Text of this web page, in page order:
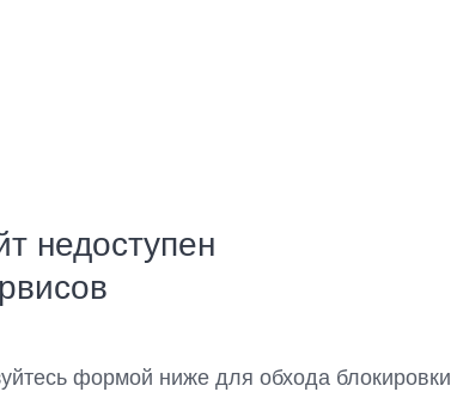
недоступен
формой ниже для обхода блокировки